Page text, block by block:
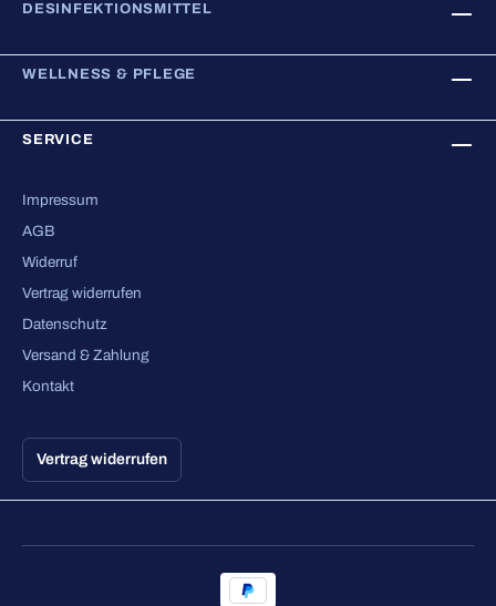
DESINFEKTIONSMITTEL
WELLNESS & PFLEGE
SERVICE
Impressum
AGB
Widerruf
Vertrag widerrufen
Datenschutz
Versand & Zahlung
Kontakt
Vertrag widerrufen